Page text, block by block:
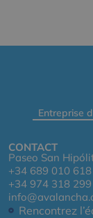
Entreprise
CONTACT
Paseo San
+34 689 010 618
+34 974 318 299
Rencontrez